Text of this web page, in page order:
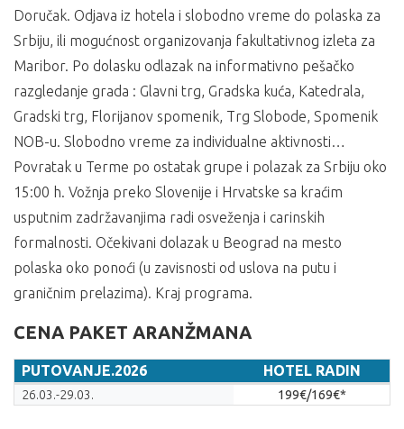
Doručak. Odjava iz hotela i slobodno vreme do polaska za
Srbiju, ili mogućnost organizovanja fakultativnog izleta za
Maribor. Po dolasku odlazak na informativno pešačko
razgledanje grada : Glavni trg, Gradska kuća, Katedrala,
Gradski trg, Florijanov spomenik, Trg Slobode, Spomenik
NOB-u. Slobodno vreme za individualne aktivnosti…
Povratak u Terme po ostatak grupe i polazak za Srbiju oko
15:00 h. Vožnja preko Slovenije i Hrvatske sa kraćim
usputnim zadržavanjima radi osveženja i carinskih
formalnosti. Očekivani dolazak u Beograd na mesto
polaska oko ponoći (u zavisnosti od uslova na putu i
graničnim prelazima). Kraj programa.
CENA PAKET ARANŽMANA
PUTOVANJE.2026
HOTEL RADIN
PUTOVANJE.2026
HOTEL RADIN
26.03.-29.03. 199€/169€*